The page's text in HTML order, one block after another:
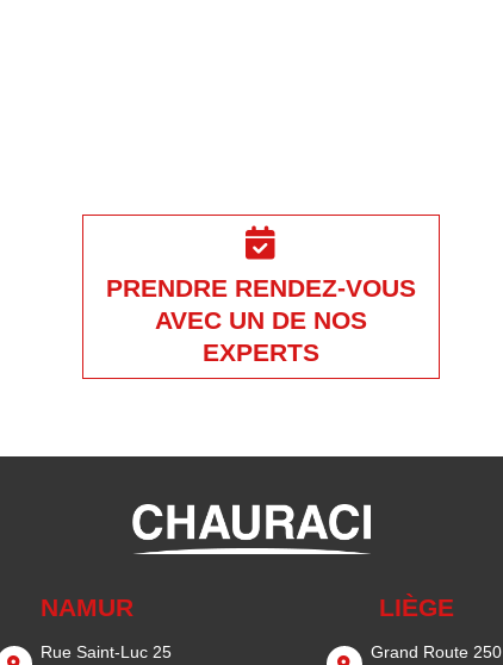
PRENDRE RENDEZ-VOUS
AVEC UN DE NOS
EXPERTS
NAMUR
Rue Saint-Luc 25
LIÈGE
Grand Route 250